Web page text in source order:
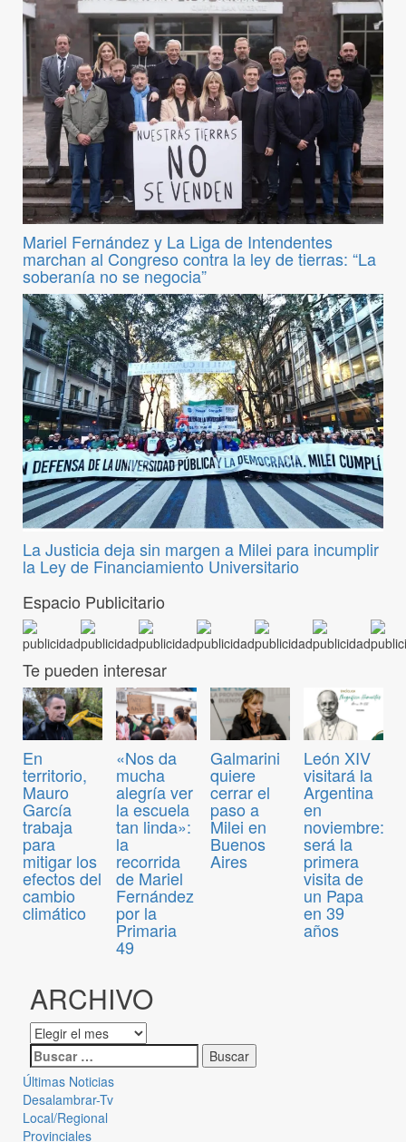
Mariel Fernández y La Liga de Intendentes
marchan al Congreso contra la ley de tierras: “La
soberanía no se negocia”
La Justicia deja sin margen a Milei para incumplir
la Ley de Financiamiento Universitario
Espacio Publicitario
Te pueden interesar
En
territorio,
Mauro
García
trabaja
para
mitigar los
efectos del
cambio
climático
«Nos da
mucha
alegría ver
la escuela
tan linda»:
la
recorrida
de Mariel
Fernández
por la
Primaria
49
Galmarini
quiere
cerrar el
paso a
Milei en
Buenos
Aires
León XIV
visitará la
Argentina
en
noviembre:
será la
primera
visita de
un Papa
en 39
años
ARCHIVO
Últimas Noticias
Desalambrar-Tv
Local/Regional
Provinciales